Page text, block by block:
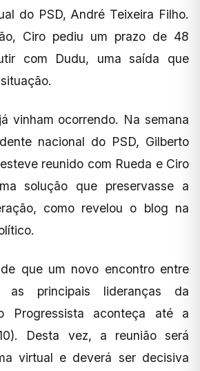
do PSD, André Teixeira Filho.
Ciro pediu um prazo de 48
com Dudu, uma saída que
vinham ocorrendo. Na semana
nacional do PSD, Gilberto
reunido com Rueda e Ciro
solução que preservasse a
como revelou o blog na
que um novo encontro entre
as principais lideranças da
Progressista aconteça até a
Desta vez, a reunião será
virtual e deverá ser decisiva